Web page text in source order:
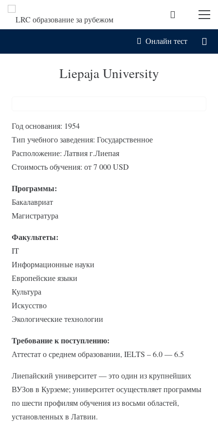
Онлайн тест
Liepaja University
Год основания: 1954
Тип учебного заведения: Государственное
Расположение: Латвия г.Лиепая
Стоимость обучения: от 7 000 USD
Программы:
Бакалавриат
Магистратура
Факультеты:
IT
Информационные науки
Европейские языки
Культура
Искусство
Экологические технологии
Требование к поступлению:
Аттестат о среднем образовании, IELTS – 6.0 — 6.5
Лиепайский университет — это один из крупнейших
ВУЗов в Курземе; университет осуществляет программы
по шести профилям обучения из восьми областей,
установленных в Латвии.